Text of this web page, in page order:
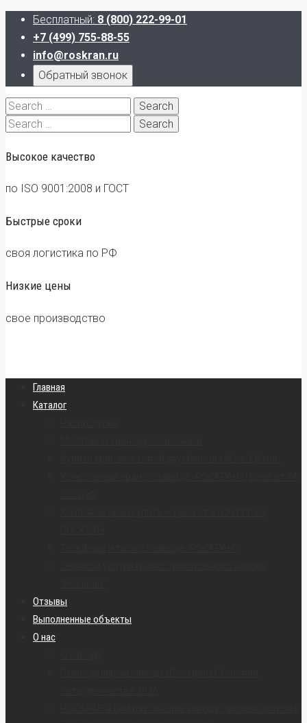
Бесплатный: 8 (800) 222-99-01
+7 (499) 755-88-55
info@roskran.ru
Обратный звонок
Search
for:
Search
Высокое качество
по ISO 9001:2008 и ГОСТ
Быстрые сроки
своя логистика по РФ
Низкие цены
свое производство
Главная
Каталог
Отзывы
Выполненные объекты
О нас